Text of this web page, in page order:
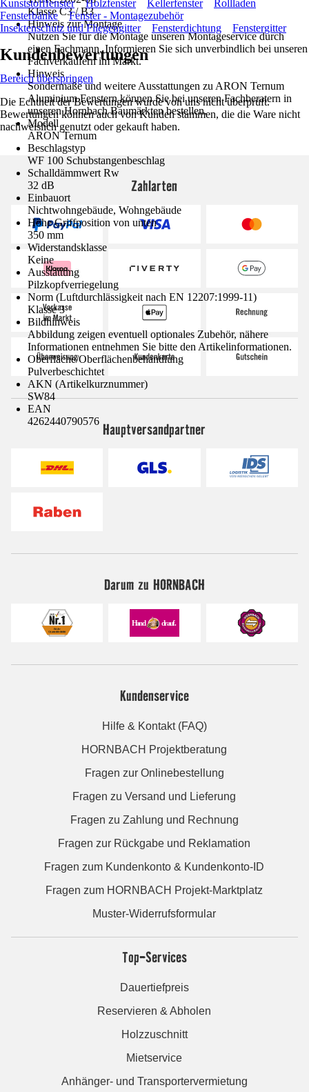
Klasse C3 / B3
Hinweis zur Montage
Nutzen Sie für die Montage unseren Montageservice durch
einen Fachmann. Informieren Sie sich unverbindlich bei unseren
Fachverkäufern im Markt.
Hinweis
Sondermaße und weitere Ausstattungen zu ARON Ternum
Aluminium Fenstern können Sie bei unseren Fachberatern in
unseren Hornbach Baumärkten bestellen.
Modell
ARON Ternum
Beschlagstyp
WF 100 Schubstangenbeschlag
Schalldämmwert Rw
32 dB
Einbauort
Nichtwohngebäude, Wohngebäude
Höhe Griffposition von unten
350 mm
Widerstandsklasse
Keine
Ausstattung
Pilzkopfverriegelung
Norm (Luftdurchlässigkeit nach EN 12207:1999-11)
Klasse 3
Bildhinweis
Abbildung zeigen eventuell optionales Zubehör, nähere
Informationen entnehmen Sie bitte den Artikelinformationen.
Oberfläche/Oberflächenbehandlung
Pulverbeschichtet
AKN (Artikelkurznummer)
SW84
EAN
4262440790576
Kunststofffenster Holzfenster Kellerfenster
Rollladen
Fensterbänke
Fenster - Montagezubehör
Insektenschutz und Fliegengitter
Fensterdichtung Fenstergitter
Kundenbewertungen
Bereich überspringen
Die Echtheit der Bewertungen wurde von uns nicht überprüft.
Bewertungen können auch von Kunden stammen, die die Ware nicht
nachweislich genutzt oder gekauft haben.
Zahlarten
Hauptversandpartner
Darum zu HORNBACH
Kundenservice
Hilfe & Kontakt (FAQ)
HORNBACH Projektberatung
Fragen zur Onlinebestellung
Fragen zu Versand und Lieferung
Fragen zu Zahlung und Rechnung
Fragen zur Rückgabe und Reklamation
Fragen zum Kundenkonto & Kundenkonto-ID
Fragen zum HORNBACH Projekt-Marktplatz
Muster-Widerrufsformular
Top-Services
Dauertiefpreis
Reservieren & Abholen
Holzzuschnitt
Mietservice
Anhänger- und Transportervermietung